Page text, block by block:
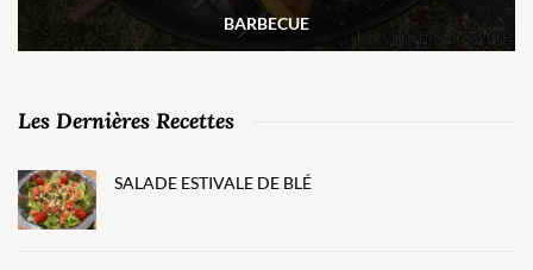
BARBECUE
Les Dernières Recettes
SALADE ESTIVALE DE BLÉ